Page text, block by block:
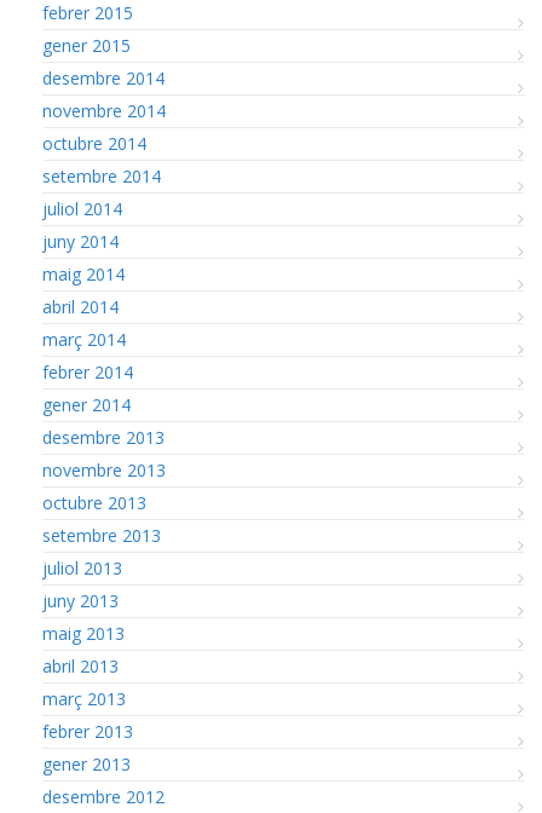
febrer 2015
gener 2015
desembre 2014
novembre 2014
octubre 2014
setembre 2014
juliol 2014
juny 2014
maig 2014
abril 2014
març 2014
febrer 2014
gener 2014
desembre 2013
novembre 2013
octubre 2013
setembre 2013
juliol 2013
juny 2013
maig 2013
abril 2013
març 2013
febrer 2013
gener 2013
desembre 2012